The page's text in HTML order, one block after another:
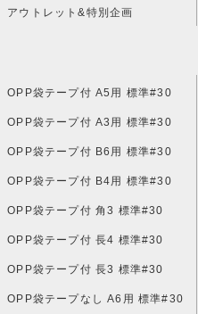
アウトレット&特別企画
OPP袋テープ付 A5用 標準#30
OPP袋テープ付 A3用 標準#30
OPP袋テープ付 B6用 標準#30
OPP袋テープ付 B4用 標準#30
OPP袋テープ付 角3 標準#30
OPP袋テープ付 長4 標準#30
OPP袋テープ付 長3 標準#30
OPP袋テープなし A6用 標準#30